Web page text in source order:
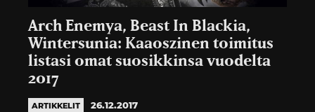
Arch Enemya, Beast In Blackia,
Wintersunia: Kaaoszinen toimitus
listasi omat suosikkinsa vuodelta
2017
ARTIKKELIT 26.12.2017